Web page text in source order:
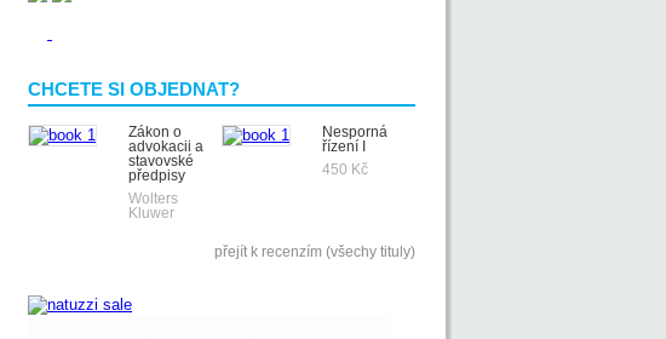
CHCETE SI OBJEDNAT?
Zákon o
advokacii a
stavovské
předpisy
Wolters
Kluwer
Nesporná
řízení I
450 Kč
přejít k recenzím (všechy tituly)